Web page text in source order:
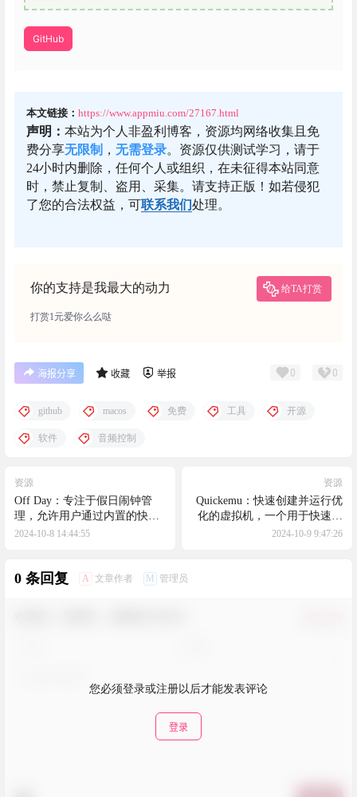
GitHub
本文链接： https://www.appmiu.com/27167.html
声明： 本站为个人非盈利博客，资源均网络收集且免
费分享无限制 ， 无需登录。资源仅供测试学习，请于
24小时内删除，任何个人或组织，在未征得本站同意
时，禁止复制、盗用、采集。请支持正版！如若侵犯
了您的合法权益，可联系我们处理。
你的支持是我最大的动力 给TA打赏
打赏1元爱你么么哒
海报分享 收藏 举报 0 0
github macos 免费 工具 开源
软件 音频控制
资源
Off Day：专注于假日闹钟管
理，允许用户通过内置的快捷
方式功能，以一种既简单又优
2024-10-8 14:44:55
资源
Quickemu：快速创建并运行优
化的虚拟机，一个用于快速创
建和运行 Windows、macOS 以
2024-10-9 9:47:26
0 条回复 A 文章作者 M 管理员
您必须登录或注册以后才能发表评论
登录